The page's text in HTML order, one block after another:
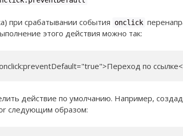
при срабатывании события onclick
этого действия можно так:
по
действие по умолчанию. Например,
следующим образом: